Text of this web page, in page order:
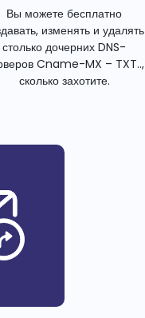
Вы можете бесплатно
изменять и удалять
столько дочерних DNS-
Cname-MX – TXT..,
сколько захотите.